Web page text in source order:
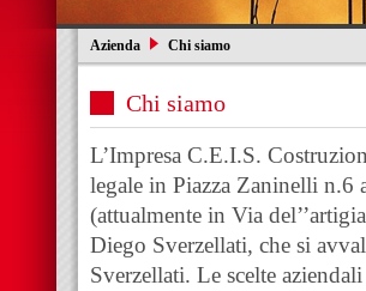
Azienda Chi siamo
Chi siamo
L’Impresa C.E.I.S.
legale in Piazza Zaninelli
(attualmente in Via
Diego Sverzellati, che si
Sverzellati. Le scelte